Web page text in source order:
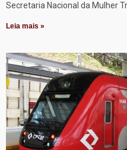
Secretaria Nacional da Mulher
Leia mais »